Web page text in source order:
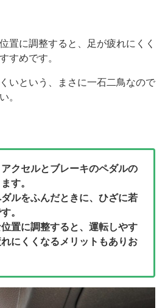
置に調整すると、足が疲れにくく
すめです。
いという、まさに一石二鳥なので
。
アクセルとブレーキのペダルの
す。
ダルをふんだときに、ひざに若
。
位置に調整すると、運転しやす
にくくなるメリットもありお